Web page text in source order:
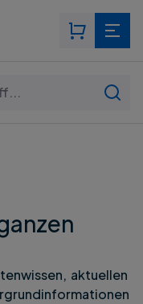
aktuellen